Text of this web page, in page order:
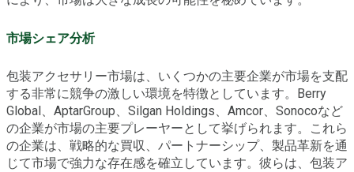
市場シェア分析
包装アクセサリー市場は、いくつかの主要企業が市場を支配
する非常に競争の激しい環境を特徴としています。Berry
Global、AptarGroup、Silgan Holdings、Amcor、Sonocoなど
の企業が市場の主要プレーヤーとして挙げられます。これら
の企業は、戦略的な買収、パートナーシップ、製品革新を通
じて市場で強力な存在感を確立しています。彼らは、包装ア